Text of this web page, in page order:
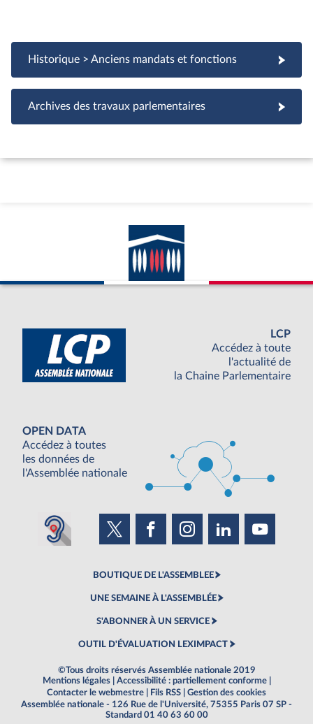
Historique > Anciens mandats et fonctions
Archives des travaux parlementaires
LCP
Accédez à toute
l'actualité de
la Chaine Parlementaire
OPEN DATA
Accédez à toutes
les données de
l'Assemblée nationale
BOUTIQUE DE L'ASSEMBLEE
UNE SEMAINE À L'ASSEMBLÉE
S'ABONNER À UN SERVICE
OUTIL D'ÉVALUATION LEXIMPACT
©Tous droits réservés Assemblée nationale 2019
Mentions légales
Accessibilité : partiellement conforme
Contacter le webmestre
Fils RSS
Gestion des cookies
Assemblée nationale - 126 Rue de l'Université, 75355 Paris 07 SP -
Standard 01 40 63 60 00